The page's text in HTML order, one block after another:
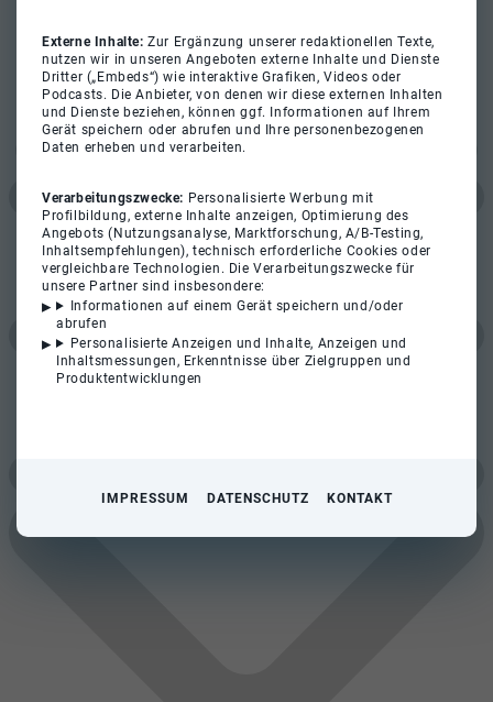
Externe Inhalte:Zur Ergänzung unserer redaktionellen Texte,
nutzen wir in unseren Angeboten externe Inhalte und Dienste
Dritter („Embeds“) wie interaktive Grafiken, Videos oder
Podcasts. Die Anbieter, von denen wir diese externen Inhalten
und Dienste beziehen, können ggf. Informationen auf Ihrem
Gerät speichern oder abrufen und Ihre personenbezogenen
Daten erheben und verarbeiten.
Verarbeitungszwecke: Personalisierte Werbung mit
Profilbildung, externe Inhalte anzeigen, Optimierung des
Angebots (Nutzungsanalyse, Marktforschung, A/B-Testing,
Inhaltsempfehlungen), technisch erforderliche Cookies oder
vergleichbare Technologien. Die Verarbeitungszwecke für
unsere Partner sind insbesondere:
Informationen auf einem Gerät speichern und/oder
abrufen
Personalisierte Anzeigen und Inhalte, Anzeigen und
Inhaltsmessungen, Erkenntnisse über Zielgruppen und
Produktentwicklungen
IMPRESSUM DATENSCHUTZ KONTAKT